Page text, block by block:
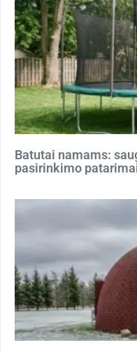
Batutai namams:
pasirinkimo